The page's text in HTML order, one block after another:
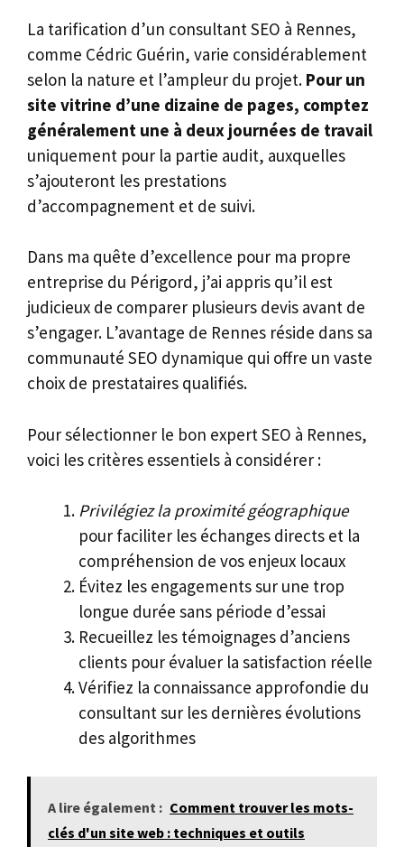
La tarification d’un consultant SEO à Rennes,
comme Cédric Guérin, varie considérablement
selon la nature et l’ampleur du projet. Pour un
site vitrine d’une dizaine de pages, comptez
généralement une à deux journées de travail
uniquement pour la partie audit, auxquelles
s’ajouteront les prestations
d’accompagnement et de suivi.
Dans ma quête d’excellence pour ma propre
entreprise du Périgord, j’ai appris qu’il est
judicieux de comparer plusieurs devis avant de
s’engager. L’avantage de Rennes réside dans sa
communauté SEO dynamique qui offre un vaste
choix de prestataires qualifiés.
Pour sélectionner le bon expert SEO à Rennes,
voici les critères essentiels à considérer :
Privilégiez la proximité géographique
pour faciliter les échanges directs et la
compréhension de vos enjeux locaux
Évitez les engagements sur une trop
longue durée sans période d’essai
Recueillez les témoignages d’anciens
clients pour évaluer la satisfaction réelle
Vérifiez la connaissance approfondie du
consultant sur les dernières évolutions
des algorithmes
A lire également : Comment trouver les mots-
clés d'un site web : techniques et outils